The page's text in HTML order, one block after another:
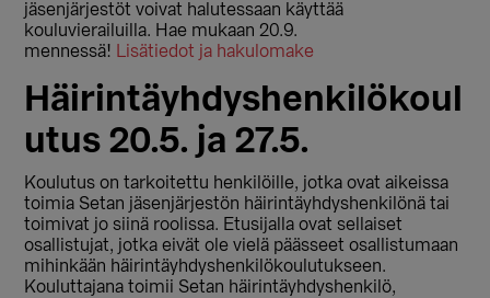
jäsenjärjestöt voivat halutessaan käyttää
kouluvierailuilla. Hae mukaan 20.9.
mennessä! Lisätiedot ja hakulomake
Häirintäyhdyshenkilökoul
utus 20.5. ja 27.5.
Koulutus on tarkoitettu henkilöille, jotka ovat aikeissa
toimia Setan jäsenjärjestön häirintäyhdyshenkilönä tai
toimivat jo siinä roolissa. Etusijalla ovat sellaiset
osallistujat, jotka eivät ole vielä päässeet osallistumaan
mihinkään häirintäyhdyshenkilökoulutukseen.
Kouluttajana toimii Setan häirintäyhdyshenkilö,